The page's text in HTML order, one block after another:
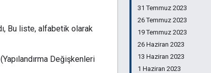
31 Temmuz 2023
26 Temmuz 2023
19 Temmuz 2023
26 Haziran 2023
13 Haziran 2023
1 Haziran 2023
Bu liste, alfabetik olarak
(Yapılandırma Değişkenleri